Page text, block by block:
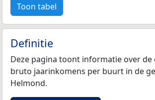
Toon tabel
Definitie
Deze pagina toont informatie over de
bruto jaarinkomens per buurt in de
Helmond.